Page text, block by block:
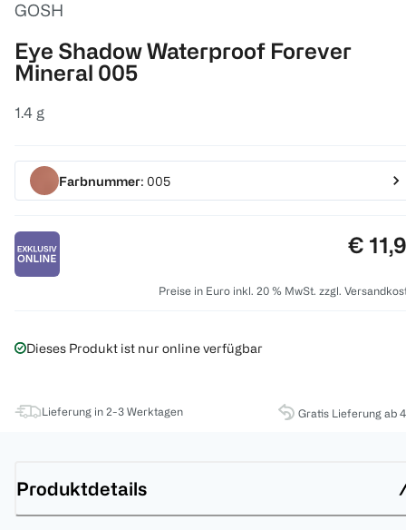
GOSH
Eye Shadow Waterproof Forever
Mineral 005
1.4 g
Farbnummer: 005
Preis:
€
Preise in Euro inkl. 20 % MwSt. zzgl.
Dieses Produkt ist nur online verfügbar
Lieferung in 2-3 Werktagen Gratis Lieferung ab
Produktdetails